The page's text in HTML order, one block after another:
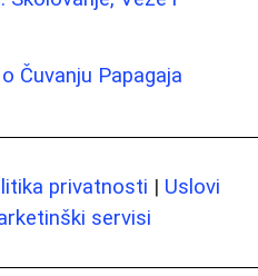
Čuvanju Papagaja
privatnosti | Uslovi
servisi